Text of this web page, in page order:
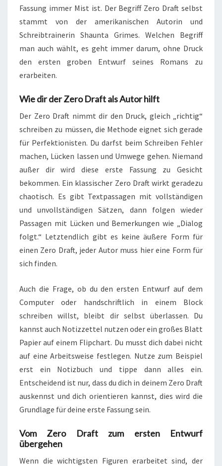
Fassung immer Mist ist. Der Begriff Zero Draft selbst
stammt von der amerikanischen Autorin und
Schreibtrainerin Shaunta Grimes. Welchen Begriff
man auch wählt, es geht immer darum, ohne Druck
den ersten groben Entwurf seines Romans zu
erarbeiten.
Wie dir der Zero Draft als Autor hilft
Der Zero Draft nimmt dir den Druck, gleich „richtig“
schreiben zu müssen, die Methode eignet sich gerade
für Perfektionisten. Du darfst beim Schreiben Fehler
machen, Lücken lassen und Umwege gehen. Niemand
außer dir wird diese erste Fassung zu Gesicht
bekommen. Ein klassischer Zero Draft wirkt geradezu
chaotisch. Es gibt Textpassagen mit vollständigen
und unvollständigen Sätzen, dann folgen wieder
Passagen mit Lücken und Bemerkungen wie „Dialog
folgt.“ Letztendlich gibt es keine äußere Form für
einen Zero Draft, jeder Autor muss hier eine Form für
sich finden.
Auch die Frage, ob du den ersten Entwurf auf dem
Computer oder handschriftlich in einem Block
schreiben willst, bleibt dir selbst überlassen. Du
kannst auch Notizzettel nutzen oder ein großes Blatt
Papier auf einem Flipchart. Du musst dich dabei nicht
auf eine Arbeitsweise festlegen. Nutze zum Beispiel
erst ein Notizbuch und tippe dann alles ein.
Entscheidend ist nur, dass du dich in deinem Zero Draft
auskennst und dich orientieren kannst, dies wird die
Grundlage für deine erste Fassung sein.
Vom Zero Draft zum ersten Entwurf
übergehen
Wenn die wichtigsten Figuren erarbeitet sind, der